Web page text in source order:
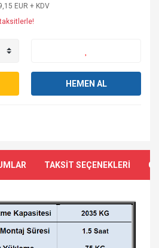
EUR + KDV
HEMEN AL
TAKSİT SEÇENEKLERİ